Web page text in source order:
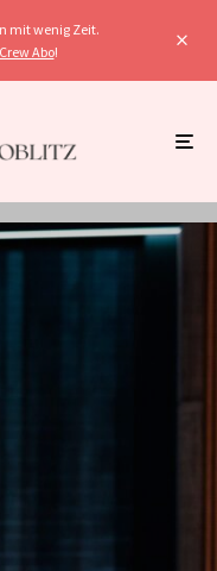
mit wenig Zeit.
Abo!